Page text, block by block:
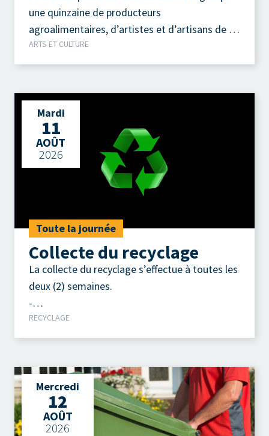
une quinzaine de producteurs
agroalimentaires, d’artistes et d’artisans de la
région.
ARTS ET CULTURE
Mardi
11
AOÛT
2026
Toute la journée
Collecte du recyclage
La collecte du recyclage s’effectue à toutes les
deux (2) semaines.
-
Contenants, emballages, imprimés.
RECYCLAGE
Mercredi
12
AOÛT
2026